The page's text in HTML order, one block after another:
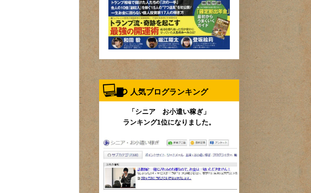
人気ブログランキング
「シニア お小遣い稼ぎ」
ランキング1位になりました。